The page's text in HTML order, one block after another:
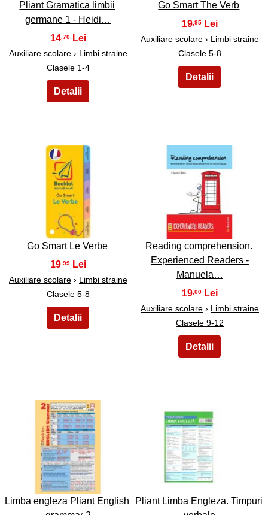
Pliant Gramatica limbii
germane 1 - Heidi…
14 ,70
Auxiliare scolare› Limbi straine
Clasele 1-4
Go Smart The Verb
19,95
Auxiliare scolare› Limbi straine
Clasele 5-8
37
Go Smart Le Verbe
19,99
Auxiliare scolare› Limbi straine
Clasele 5-8
38
Reading comprehension.
Experienced Readers -
Manuela…
19,00
Auxiliare scolare› Limbi straine
Clasele 9-12
39
Limba engleza Pliant English
40
Pliant Limba Engleza. Timpuri